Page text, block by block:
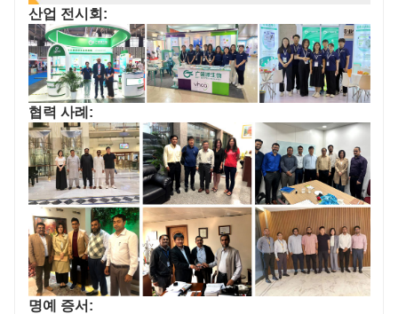
산업 전시회:
협력 사례:
명예 증서: